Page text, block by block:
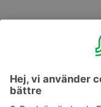
S-Prime